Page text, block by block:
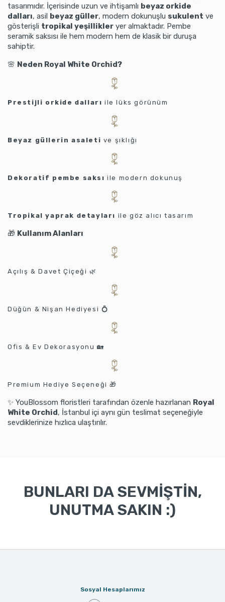
tasarımıdır. İçerisinde uzun ve ihtişamlı beyaz orkide
dalları, asil beyaz güller, modern dokunuşlu sukulent ve
gösterişli tropikal yeşillikler yer almaktadır. Pembe
seramik saksısı ile hem modern hem de klasik bir duruşa
sahiptir.
🌸 Neden Royal White Orchid?
Prestijli orkide dalları ile lüks görünüm
Beyaz güllerin asaleti ve şıklığı
Dekoratif pembe saksı ile modern dokunuş
Tropikal yaprak detayları ile göz alıcı tasarım
🎁 Kullanım Alanları
Açılış & Davet Çiçeği 🌿
Düğün & Nişan Hediyesi 💍
Ofis & Ev Dekorasyonu 🏡
Premium Hediye Seçeneği 🎁
✨ YouBlossom floristleri tarafından özenle hazırlanan Royal
White Orchid, İstanbul içi aynı gün teslimat seçeneğiyle
sevdiklerinize hızlıca ulaştırılır.
BUNLARI DA SEVMİŞTİN,
UNUTMA SAKIN :)
Sosyal Hesaplarımız